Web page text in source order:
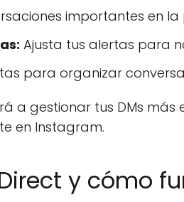
importantes en
Ajusta tus alertas para
para organizar
a gestionar tus DMs
en Instagram.
y cómo